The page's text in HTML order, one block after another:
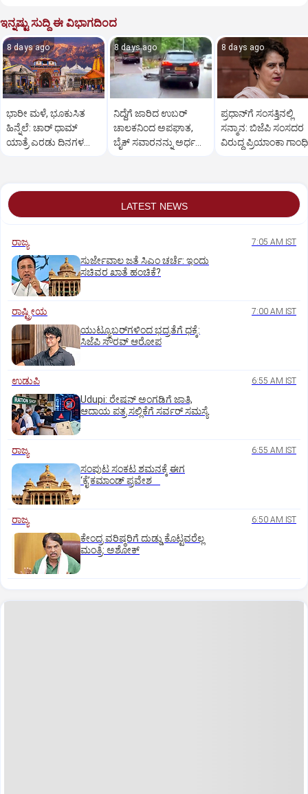
ಇನ್ನಷ್ಟು ಸುದ್ದಿ ಈ ವಿಭಾಗದಿಂದ
8 days ago
ಭಾರೀ ಮಳೆ, ಭೂಕುಸಿತ
ಹಿನ್ನೆಲೆ: ಚಾರ್ ಧಾಮ್
ಯಾತ್ರೆ ಎರಡು ದಿನಗಳ
8 days ago
ನಿದ್ದೆಗೆ ಜಾರಿದ ಉಬರ್
ಚಾಲಕನಿಂದ ಅಪಘಾತ,
ಬೈಕ್ ಸವಾರನನ್ನು ಅರ್ಧ
8 days ago
ಪ್ರಧಾನ್‌ಗೆ ಸಂಸತ್ತಿನಲ್ಲಿ
ಸನ್ಮಾನ: ಬಿಜೆಪಿ ಸಂಸದರ
ವಿರುದ್ಧ ಪ್ರಿಯಾಂಕಾ ಗಾಂಧಿ
LATEST NEWS
ರಾಜ್ಯ 7:05 AM IST
ಸುರ್ಜೇವಾಲ ಜತೆ ಸಿಎಂ ಚರ್ಚೆ: ಇಂದು
ಸಚಿವರ ಖಾತೆ ಹಂಚಿಕೆ?
ರಾಷ್ಟ್ರೀಯ 7:00 AM IST
ಯುಟ್ಯೂಬರ್‌ಗಳಿಂದ ಭದ್ರತೆಗೆ ಧಕ್ಕೆ:
ಸಿಜೆಪಿ ಸೌರವ್‌ ಆರೋಪ
ಉಡುಪಿ 6:55 AM IST
Udupi: ರೇಷನ್‌ ಅಂಗಡಿಗೆ ಜಾತಿ,
ಆದಾಯ ಪತ್ರ ಸಲ್ಲಿಕೆಗೆ ಸರ್ವರ್‌ ಸಮಸ್ಯೆ
ರಾಜ್ಯ 6:55 AM IST
ಸಂಪುಟ ಸಂಕಟ ಶಮನಕ್ಕೆ ಈಗ
‘ಕೈ’ಕಮಾಂಡ್‌ ಪ್ರವೇಶ
ರಾಜ್ಯ 6:50 AM IST
ಕೇಂದ್ರ ವರಿಷ್ಠರಿಗೆ ದುಡ್ಡು ಕೊಟ್ಟವರೆಲ್ಲ
ಮಂತ್ರಿ: ಅಶೋಕ್